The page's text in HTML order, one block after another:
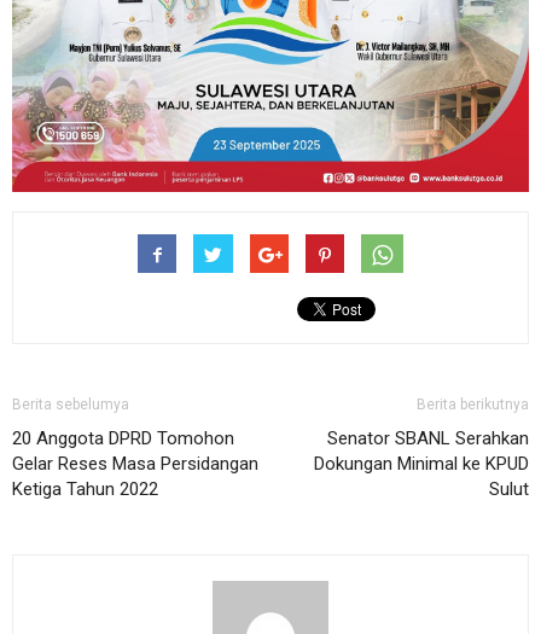
Berita sebelumya
20 Anggota DPRD Tomohon
Gelar Reses Masa Persidangan
Ketiga Tahun 2022
Berita berikutnya
Senator SBANL Serahkan
Dokungan Minimal ke KPUD
Sulut